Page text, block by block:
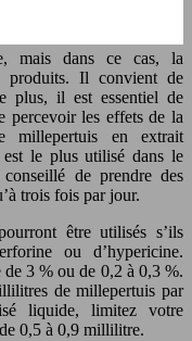
mais dans ce cas, la
produits. Il convient de
plus, il est essentiel de
percevoir les effets de la
millepertuis en extrait
le plus utilisé dans le
de prendre des
trois fois par jour.
être utilisés s’ils
ou d’hypericine.
3 % ou de 0,2 à 0,3 %.
de millepertuis par
liquide, limitez votre
0,5 à 0,9 millilitre.